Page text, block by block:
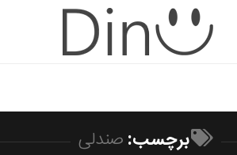
برچسب:صندلی